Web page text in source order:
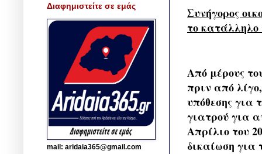
Συνήγορος
το κατάλληλο
Από μέρους
πριν από
υπόθεσης για
γιατρού για
Απρίλιο του
δικαίωση για
Διαφημιστείτε σε εμάς
mail: aridaia365@gmail.com